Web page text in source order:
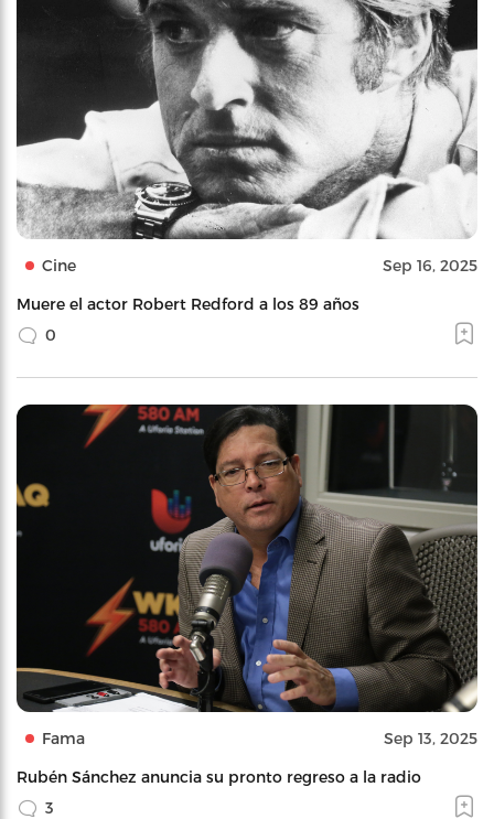
Cine Sep 16, 2025
Muere el actor Robert Redford a los 89 años
0
Fama Sep 13, 2025
Rubén Sánchez anuncia su pronto regreso a la radio
3